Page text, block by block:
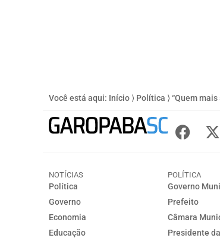
Você está aqui: Início ⟩ Política ⟩ “Quem
NOTÍCIAS
Política
Governo
Economia
Educação
POLÍTICA
Governo
Prefeito
Câmara
Presidente